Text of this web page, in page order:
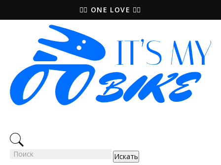
🚵‍♀️ ONE LOVE 🚴‍♀️
Искать